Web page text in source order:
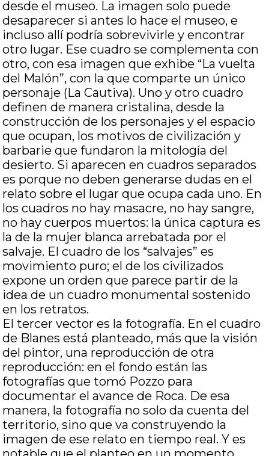
desde el museo. La imagen solo puede
desaparecer si antes lo hace el museo, e
incluso allí podría sobrevivirle y encontrar
otro lugar. Ese cuadro se complementa con
otro, con esa imagen que exhibe “La vuelta
del Malón”, con la que comparte un único
personaje (La Cautiva). Uno y otro cuadro
definen de manera cristalina, desde la
construcción de los personajes y el espacio
que ocupan, los motivos de civilización y
barbarie que fundaron la mitología del
desierto. Si aparecen en cuadros separados
es porque no deben generarse dudas en el
relato sobre el lugar que ocupa cada uno. En
los cuadros no hay masacre, no hay sangre,
no hay cuerpos muertos: la única captura es
la de la mujer blanca arrebatada por el
salvaje. El cuadro de los “salvajes” es
movimiento puro; el de los civilizados
expone un orden que parece partir de la
idea de un cuadro monumental sostenido
en los retratos.
El tercer vector es la fotografía. En el cuadro
de Blanes está planteado, más que la visión
del pintor, una reproducción de otra
reproducción: en el fondo están las
fotografías que tomó Pozzo para
documentar el avance de Roca. De esa
manera, la fotografía no solo da cuenta del
territorio, sino que va construyendo la
imagen de ese relato en tiempo real. Y es